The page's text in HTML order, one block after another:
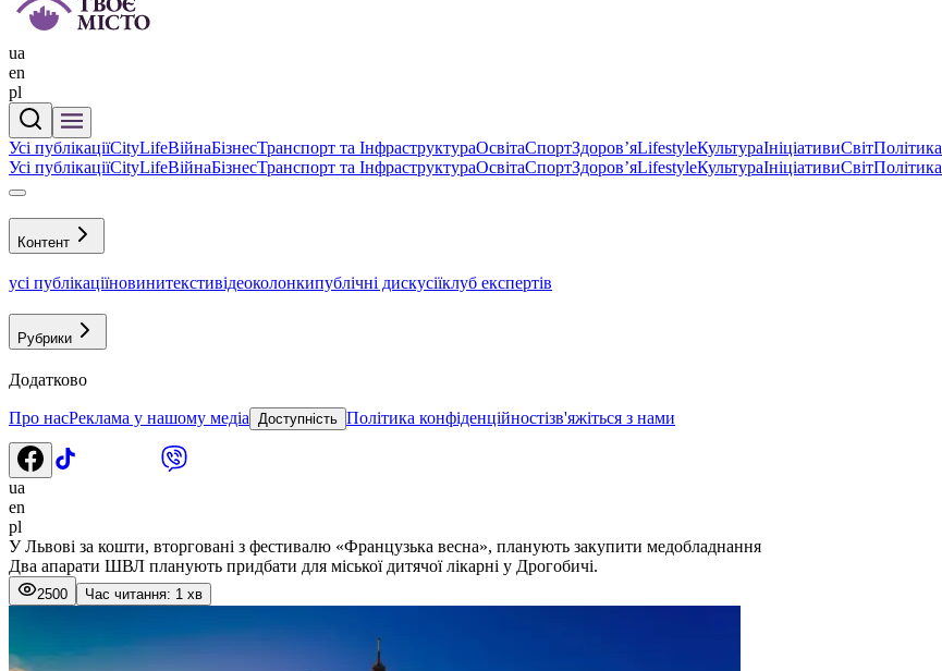
ua
en
pl
Усі публікаціїCityLifeВійнаБізнесТранспорт та ІнфраструктураОсвітаСпортЗдоровʼяLifestyleКультураІніціативиСвітПолітика
Усі публікаціїCityLifeВійнаБізнесТранспорт та ІнфраструктураОсвітаСпортЗдоровʼяLifestyleКультураІніціативиСвітПолітика
Контент
усі публікаціїновинитекстивідеоколонкипублічні дискусіїклуб експертів
Рубрики
Додатково
Про насРеклама у нашому медіа Доступність Політика конфіденційностізв'яжіться з нами
ua
en
pl
У Львові за кошти, вторговані з фестивалю «Французька весна», планують закупити медобладнання
Два апарати ШВЛ планують придбати для міської дитячої лікарні у Дрогобичі.
2500 Час читання: 1 хв